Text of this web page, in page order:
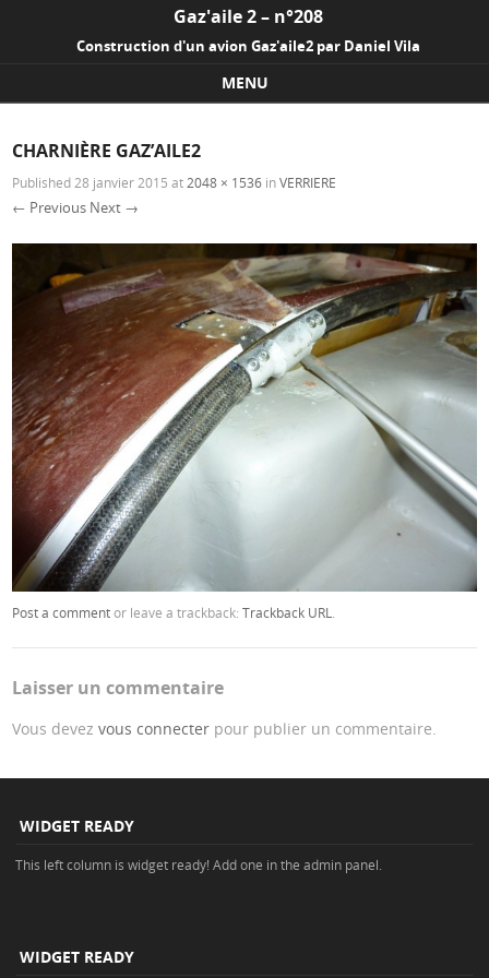
Gaz'aile 2 – n°208
Construction d'un avion Gaz'aile2 par Daniel Vila
MENU
CHARNIÈRE GAZ’AILE2
Published 28 janvier 2015 at 2048 × 1536 inVERRIERE
← Previous Next →
Post a commentor leave a trackback:Trackback URL
Laisser un commentaire
Vous devezvous connecter pour publier un commentaire.
WIDGET READY
This left column is widget ready! Add one in the admin panel.
WIDGET READY